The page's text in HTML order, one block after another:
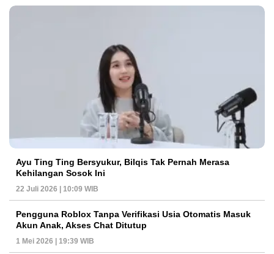
Ayu Ting Ting Bersyukur, Bilqis Tak Pernah Merasa
Kehilangan Sosok Ini
22 Juli 2026 | 10:09 WIB
Pengguna Roblox Tanpa Verifikasi Usia Otomatis Masuk
Akun Anak, Akses Chat Ditutup
1 Mei 2026 | 19:39 WIB